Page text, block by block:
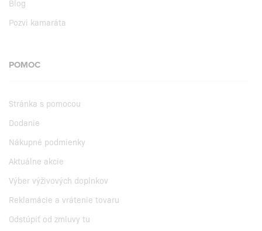
Blog
Pozvi kamaráta
POMOC
Stránka s pomocou
Dodanie
Nákupné podmienky
Aktuálne akcie
Výber výživových doplnkov
Reklamácie a vrátenie tovaru
Odstúpiť od zmluvy tu